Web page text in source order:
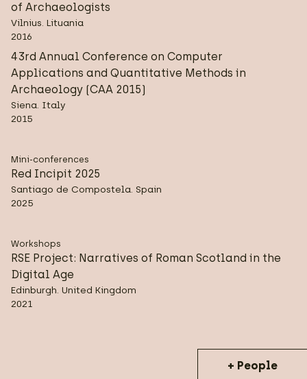
of Archaeologists
Vilnius. Lituania
2016
43rd Annual Conference on Computer
Applications and Quantitative Methods in
Archaeology (CAA 2015)
Siena. Italy
2015
Mini-conferences
Red Incipit 2025
Santiago de Compostela. Spain
2025
Workshops
RSE Project: Narratives of Roman Scotland in the
Digital Age
Edinburgh. United Kingdom
2021
+ People